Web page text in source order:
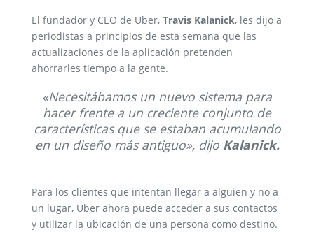
El fundador y CEO de Uber, Travis Kalanick, les dijo a
periodistas a principios de esta semana que las
actualizaciones de la aplicación pretenden
ahorrarles tiempo a la gente.
«Necesitábamos un nuevo sistema para
hacer frente a un creciente conjunto de
características que se estaban acumulando
en un diseño más antiguo», dijo Kalanick.
Para los clientes que intentan llegar a alguien y no a
un lugar, Uber ahora puede acceder a sus contactos
y utilizar la ubicación de una persona como destino.